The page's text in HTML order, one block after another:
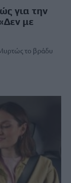
για την
με
το βράδυ